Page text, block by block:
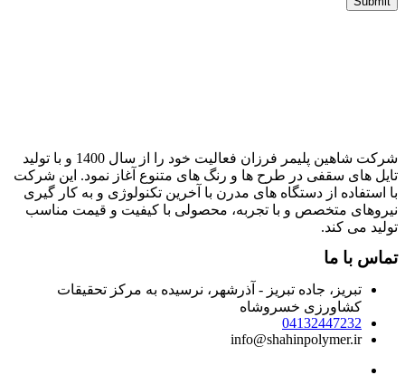
شرکت شاهین پلیمر فرزان فعالیت خود را از سال 1400 و با تولید
تایل های سقفی در طرح ها و رنگ های متنوع آغاز نمود. این شرکت
با استفاده از دستگاه های مدرن با آخرین تکنولوژی و به کار گیری
نیروهای متخصص و با تجربه، محصولی با کیفیت و قیمت مناسب
تولید می کند.
تماس با ما
تبریز، جاده تبریز - آذرشهر، نرسیده به مرکز تحقیقات
کشاورزی خسروشاه
04132447232
info@shahinpolymer.ir